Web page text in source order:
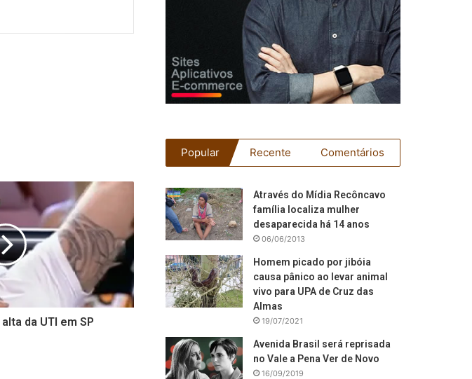
da UTI em SP
Popular Recente Comentários
Através do Mídia Recôncavo
família localiza mulher
desaparecida há 14 anos
06/06/2013
Homem picado por jibóia
causa pânico ao levar animal
vivo para UPA de Cruz das
Almas
19/07/2021
Avenida Brasil será reprisada
no Vale a Pena Ver de Novo
16/09/2019